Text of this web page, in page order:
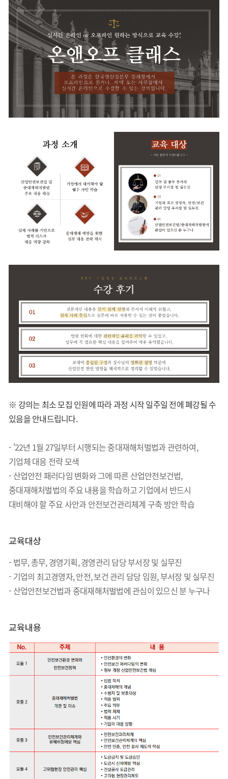
※ 강의는 최소 모집 인원에 따라 과정 시작 일주일 전에 폐강될 수
있음을 안내드립니다.
- '22년 1월 27일부터 시행되는 중대재해처벌법과 관련하여,
기업체 대응 전략 모색
- 산업안전 패러다임 변화와 그에 따른 산업안전보건법,
중대재해처벌법의 주요 내용을 학습하고 기업에서 반드시
대비해야 할 주요 사안과 안전보건관리체계 구축 방안 학습
교육대상
- 법무, 총무, 경영기획, 경영관리 담당 부서장 및 실무진
- 기업의 최고경영자, 안전, 보건 관리 담당 임원, 부서장 및 실무진
- 산업안전보건법과 중대재해처벌법에 관심이 있으신 분 누구나
교육내용